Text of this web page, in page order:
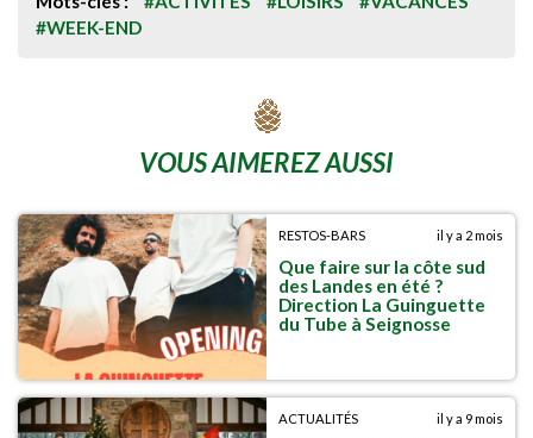
#WEEK-END
VOUS AIMEREZ AUSSI
RESTOS-BARS il y a 2 mois
Que faire sur la côte sud
des Landes en été ?
Direction La Guinguette
du Tube à Seignosse
ACTUALITÉS il y a 9 mois